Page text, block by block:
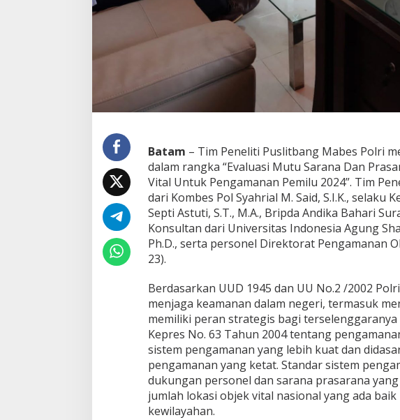
d
a
p
r
i
Batam – Tim Peneliti Puslitbang Mabes Polri
dalam rangka “Evaluasi Mutu Sarana Dan
Vital Untuk Pengamanan Pemilu 2024”. Tim
dari Kombes Pol Syahrial M. Said, S.I.K., selaku
Septi Astuti, S.T., M.A., Bripda Andika Bahari
Konsultan dari Universitas Indonesia Agung
Ph.D., serta personel Direktorat Pengamanan
23).
Berdasarkan UUD 1945 dan UU No.2 /2002
menjaga keamanan dalam negeri, termasuk
memiliki peran strategis bagi
Kepres No. 63 Tahun 2004 tentang
sistem pengamanan yang lebih kuat dan
pengamanan yang ketat. Standar sistem
dukungan personel dan sarana prasarana
jumlah lokasi objek vital nasional yang ada
kewilayahan.